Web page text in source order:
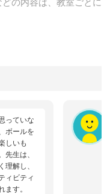
っていな
ボールを
しいも
先生は、
理解し、
ィビティ
ます。